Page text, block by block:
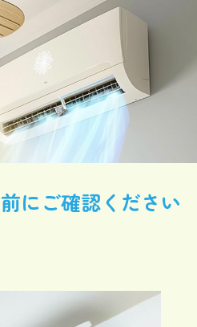
にご確認ください